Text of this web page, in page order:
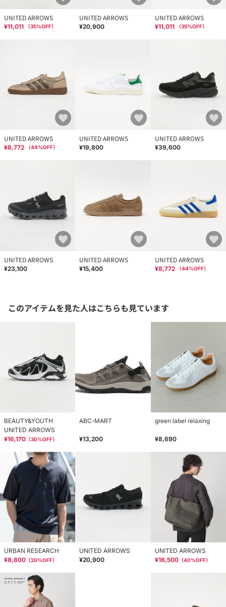
UNITED ARROWS
¥11,011 （35%OFF）
UNITED ARROWS
¥20,900
UNITED ARROWS
¥11,011 （35%OFF）
UNITED ARROWS
¥8,772 （44%OFF）
UNITED ARROWS
¥19,800
UNITED ARROWS
¥39,600
UNITED ARROWS
¥23,100
UNITED ARROWS
¥15,400
UNITED ARROWS
¥8,772 （44%OFF）